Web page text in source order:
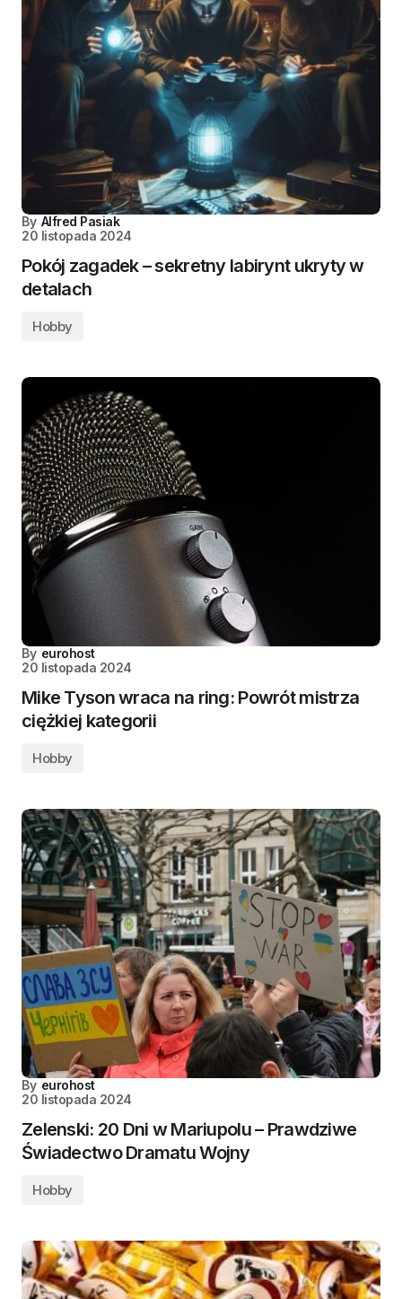
By Alfred Pasiak
20 listopada 2024
Pokój zagadek – sekretny labirynt ukryty w
detalach
Hobby
By eurohost
20 listopada 2024
Mike Tyson wraca na ring: Powrót mistrza
ciężkiej kategorii
Hobby
By eurohost
20 listopada 2024
Zelenski: 20 Dni w Mariupolu – Prawdziwe
Świadectwo Dramatu Wojny
Hobby